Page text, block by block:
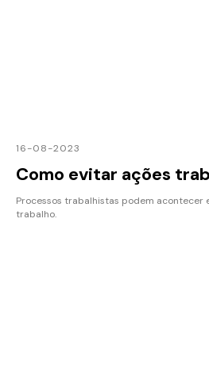
16-08-2023
Como evitar ações
Processos trabalhistas podem acontecer
trabalho.